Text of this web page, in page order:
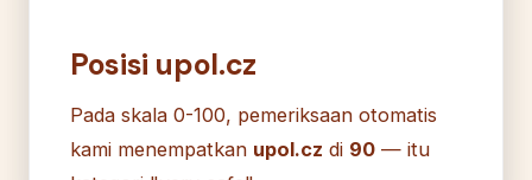
Posisi upol.cz
Pada skala 0-100, pemeriksaan otomatis
kami menempatkan upol.cz di 90 — itu